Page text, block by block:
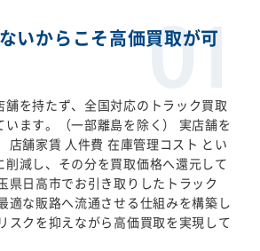
いからこそ高価買取が可
舗を持たず、全国対応のトラック買取
います。（一部離島を除く） 実店舗を
店舗家賃 人件費 在庫管理コスト とい
削減し、その分を買取価格へ還元して
県日高市でお引き取りしたトラック
適な販路へ流通させる仕組みを構築し
スクを抑えながら高価買取を実現して